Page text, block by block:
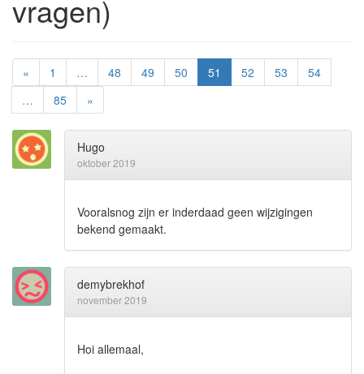
vragen)
« 1 … 48 49 50 51 52 53
54
…
85 »
Hugo
oktober 2019
Vooralsnog zijn er inderdaad geen wijzigingen
bekend gemaakt.
demybrekhof
november 2019
Hoi allemaal,